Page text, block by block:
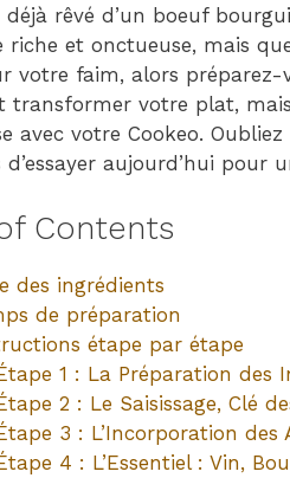
déjà rêvé d’un boeuf
riche et onctueuse, mais
votre faim, alors
transformer votre plat,
avec votre Cookeo.
aujourd’hui pour
Contents
des ingrédients
de préparation
étape par étape
1 : La Préparation des
2 : Le Saisissage, Clé
3 : L’Incorporation des
4 : L’Essentiel : Vin,